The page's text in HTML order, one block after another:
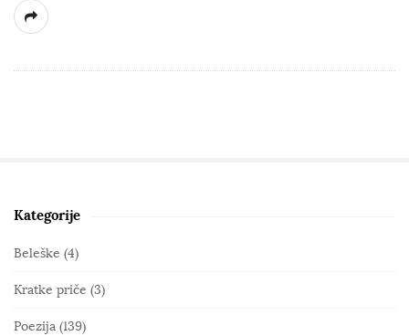
S
i
e
S
Kategorije
Beleške (4)
Kratke priče (3)
Poezija (139)